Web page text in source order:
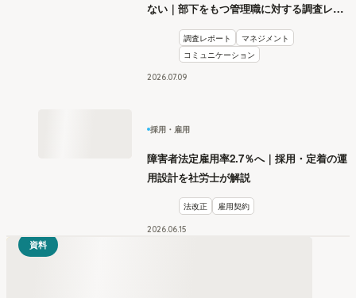
ない｜部下をもつ管理職に対する調査レポ
調査レポート
マネジメント
コミュニケーション
2026.07 09
採用・雇用
障害者法定雇用率2.7％へ｜採用・定着の運
用設計を社労士が解説
法改正 雇用契約
2026 0615
資料